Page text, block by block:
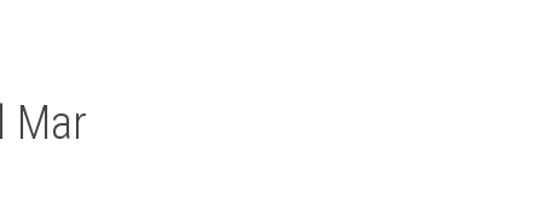
Mar